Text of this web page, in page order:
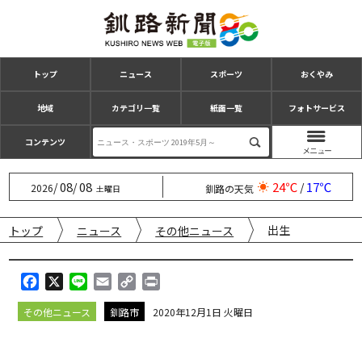
トップ ニュース スポーツ おくやみ
地域 カテゴリ一覧 紙面一覧 フォトサービス
コンテンツ
2026/08/08 土曜日 釧路の天気 24℃/17℃
トップ ニュース その他ニュース 出生
a
c
i
n
m
a
o
p
i
その他ニュース 釧路市 2020年12月1日 火曜日